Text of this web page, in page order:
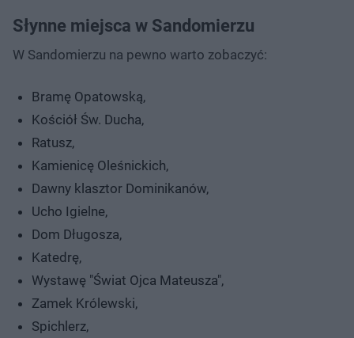
Słynne miejsca w Sandomierzu
W Sandomierzu na pewno warto zobaczyć:
Bramę Opatowską,
Kościół Św. Ducha,
Ratusz,
Kamienicę Oleśnickich,
Dawny klasztor Dominikanów,
Ucho Igielne,
Dom Długosza,
Katedrę,
Wystawę "Świat Ojca Mateusza",
Zamek Królewski,
Spichlerz,